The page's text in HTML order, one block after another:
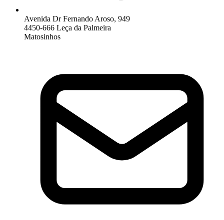
Avenida Dr Fernando Aroso, 949
4450-666 Leça da Palmeira
Matosinhos